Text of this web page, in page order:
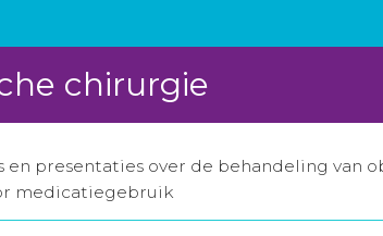
chirurgie
en presentaties over de behandeling van
medicatiegebruik